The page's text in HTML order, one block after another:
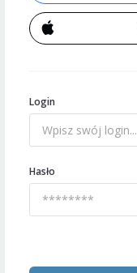
Login
Hasło